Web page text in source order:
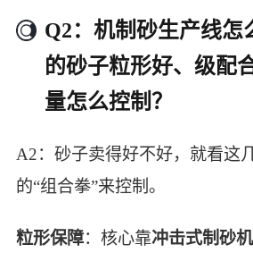
Q2：机制砂生产线怎
的砂子粒形好、级配
量怎么控制？
A2：砂子卖得好不好，就看这
的“组合拳”来控制。
粒形保障：核心靠冲击式制砂机